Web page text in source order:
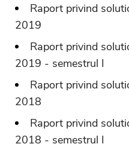
Raport privind
2019
Raport privind
2019 - semestrul I
Raport privind
2018
Raport privind
2018 - semestrul I